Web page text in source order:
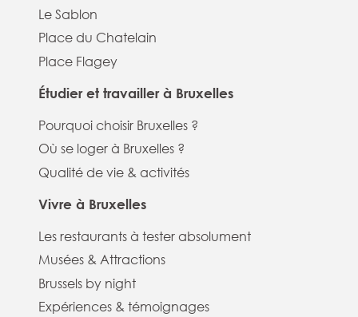
Le Sablon
Place du Chatelain
Place Flagey
Étudier et travailler à Bruxelles
Pourquoi choisir Bruxelles ?
Où se loger à Bruxelles ?
Qualité de vie & activités
Vivre à Bruxelles
Les restaurants à tester absolument
Musées & Attractions
Brussels by night
Expériences & témoignages